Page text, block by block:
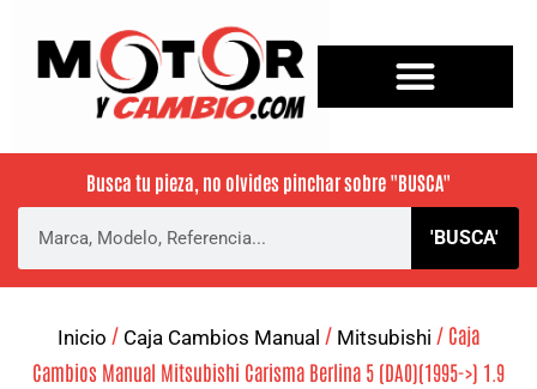
Busca tu pieza, no olvides pinchar sobre "BUSCA"
'BUSCA'
Inicio / Caja Cambios Manual / Mitsubishi / Caja
Cambios Manual Mitsubishi Carisma Berlina 5 (DA0)(1995->) 1.9